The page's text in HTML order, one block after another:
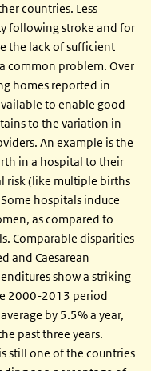
countries. Less
following stroke and for
the lack of sufficient
common problem. Over
homes reported in
to enable good-
to the variation in
An example is the
in a hospital to their
risk (like multiple births
hospitals induce
as compared to
Comparable disparities
and Caesarean
show a striking
2000-2013 period
by 5.5% a year,
past three years.
still one of the countries